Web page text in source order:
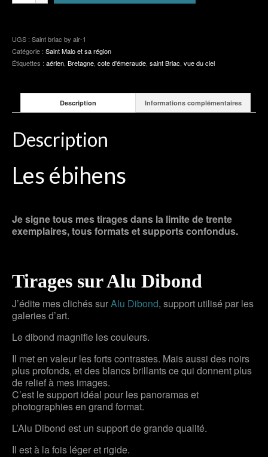
UGS : Saint briac by air-1
Catégorie : Saint Malo et sa région
Étiquettes : aérien, Bretagne, cote d'émeraude, saint Briac, vue du ciel
Description Informations complémentaires
Description
Les ébihens
Je signe tous mes tirages dans la limite de trente
exemplaires, tous formats et supports confondus.
Tirages sur Alu Dibond
J’édite mes clichés surAlu Dibond, support utilisé par les
galeries d’art.
Le dibond magnifie les couleurs.
Il met en valeur les forts contrastes. Mais aussi des noirs
plus profonds, et des blancs brillants ce qui donnent plus
de relief à mes images.
C’est le support idéal pour les panoramas et
photographies en grand format.
L’Alu Dibond est un support de grande qualité.
Il est à la fois léger et rigide.